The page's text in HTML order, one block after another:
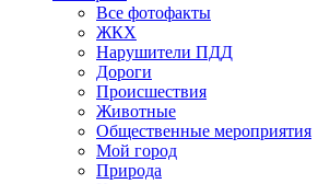
Все фотофакты
ЖКХ
Нарушители ПДД
Дороги
Происшествия
Животные
Общественные мероприятия
Мой город
Природа